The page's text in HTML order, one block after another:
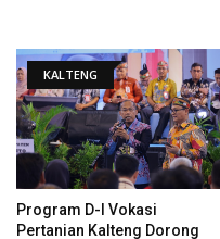
KALTENG
Program D-I Vokasi
Pertanian Kalteng Dorong